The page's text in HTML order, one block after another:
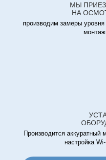
МЫ
НА
производим замеры
Производится аккуратный
настройка